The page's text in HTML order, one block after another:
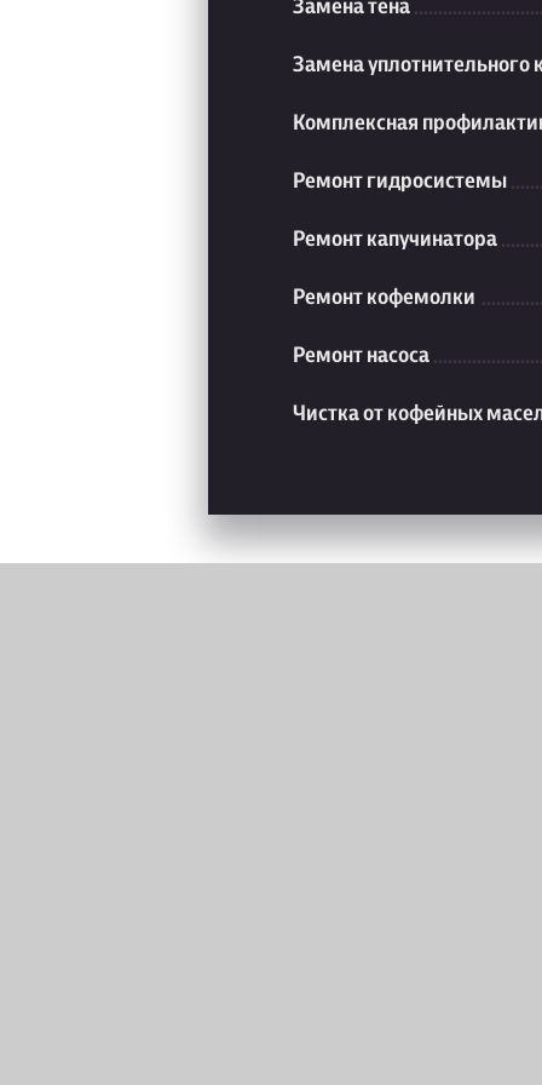
Замена тена
Замена уплотнительного
Комплексная
Ремонт гидросистемы
Ремонт капучинатора
Ремонт кофемолки
Ремонт насоса
Чистка от кофейных